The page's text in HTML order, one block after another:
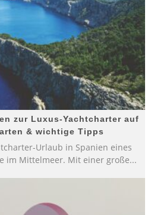
zur Luxus-Yachtcharter auf
& wichtige Tipps
Urlaub in Spanien eines
im Mittelmeer. Mit einer große...